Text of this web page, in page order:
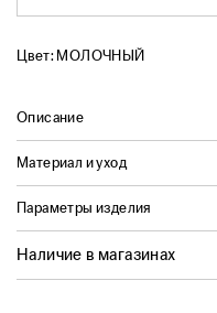
Цвет:МОЛОЧНЫЙ
Описание
Материал и уход
Параметры изделия
Наличие в магазинах